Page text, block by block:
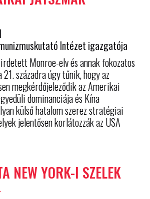
Intézet igazgatója
Monroe-elv és annak fokozatos
századra úgy tűnik, hogy az
megkérdőjeleződik az Amerikai
dominanciája és Kína
külső hatalom szerez stratégiai
jelentősen korlátozzák az USA
NEW YORK-I SZELEK